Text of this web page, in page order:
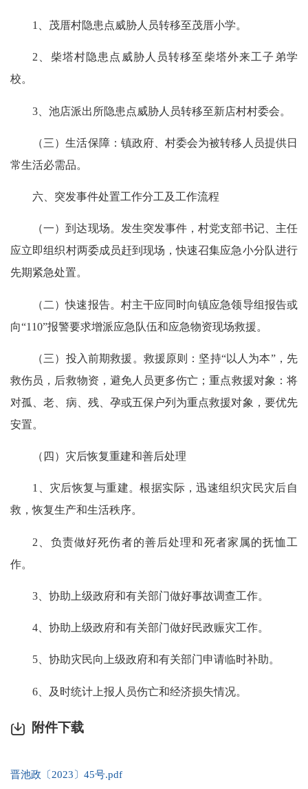
1 、茂厝村隐患点威胁人员转移至茂厝小学。
2、柴塔村隐患点威胁人员转移至柴塔外来工子弟学
校。
3 、池店派出所隐患点威胁人员转移至新店村村委会。
（三）生活保障：镇政府、村委会为被转移人员提供日
常生活必需品。
六、突发事件处置工作分工及工作流程
（一）到达现场。 发生突发事件，村党支部书记、主任
应立即组织村两委成员赶到现场，快速召集应急小分队进行
先期紧急处置。
（二）快速报告。 村主干应同时向镇应急领导组报告或
向“110”报警要求增派应急队伍和应急物资现场救援。
（三）投入前期救援。 救援原则：坚持“以人为本”，先
救伤员，后救物资 ，避免人员更多伤亡；重点救援对象：将
对孤、老、病、残、孕或五保户列为重点救援对象，要优先
安置。
（四）灾后恢复重建和善后处理
1 、灾后恢复与重建。根据实际，迅速组织灾民灾后自
救，恢复生产和生活秩序。
2 、负责做好死伤者的善后处理和死者家属的抚恤工
作。
3 、协助上级政府和有关部门做好事故调查工作。
4 、协助上级政府和有关部门做好民政赈灾工作。
5、协助灾民向上级政府和有关部门申请临时补助。
6 、及时统计上报人员伤亡和经济损失情况。
附件下载
晋池政〔2023〕45号.pdf